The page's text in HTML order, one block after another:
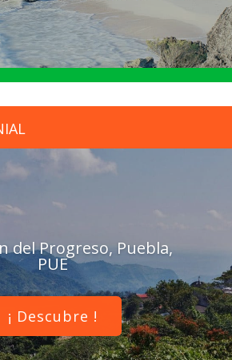
del Progreso, Puebla,
PUE
¡ Descubre !